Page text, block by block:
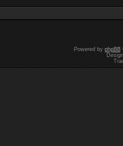
Powered by phpBB